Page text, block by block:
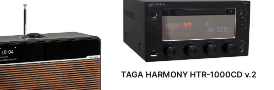
TAGA HARMONY HTR-1000CD v.2